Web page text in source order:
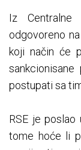
Iz
odgovoreno
koji način će
postupati sa
RSE je
tome hoće li